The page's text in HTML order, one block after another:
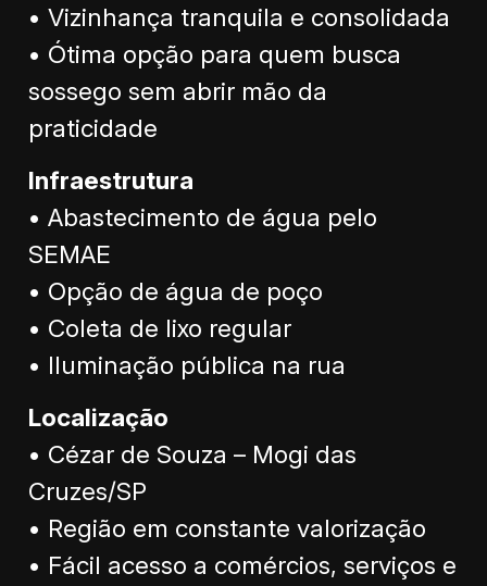
• Vizinhança tranquila e consolidada
• Ótima opção para quem busca
sossego sem abrir mão da
praticidade
Infraestrutura
• Abastecimento de água pelo
SEMAE
• Opção de água de poço
• Coleta de lixo regular
• Iluminação pública na rua
Localização
• Cézar de Souza – Mogi das
Cruzes/SP
• Região em constante valorização
• Fácil acesso a comércios, serviços e